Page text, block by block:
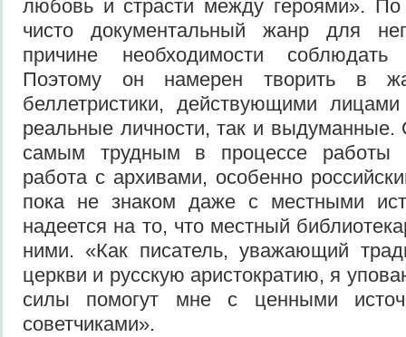
любовь и страсти между героями». По
чисто документальный жанр для
причине необходимости соблюдать
Поэтому он намерен творить в
беллетристики, действующими
реальные личности, так и выдуманные.
самым трудным в процессе работы
работа с архивами, особенно
пока не знаком даже с местными
надеется на то, что местный
ними. «Как писатель, уважающий
церкви и русскую аристократию, я
силы помогут мне с ценными
советчиками».